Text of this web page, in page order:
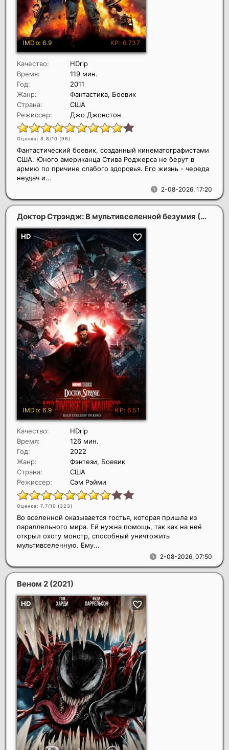
Качество:
HDrip
Время:
119 мин.
Год:
2011
Жанр:
Фантастика, Боевик
Страна:
США
Режиссер:
Джо Джонстон
Оценка: 8.8/10 (96)
2-08-2026, 17:20
Фантастический боевик, созданный кинематографистами
США. Юного американца Стива Роджерса не берут в
армию по причине слабого здоровья. Его жизнь - череда
неудач и...
Доктор Стрэндж: В мультивселенной безумия (2022)
Качество:
HDrip
Время:
126 мин.
Год:
2022
Жанр:
Фэнтези, Боевик
Страна:
США
Режиссер:
Сэм Рэйми
Оценка: 7.7/10 (323)
2-08-2026, 07:50
Во вселенной оказывается гостья, которая пришла из
параллельного мира. Ей нужна помощь, так как на неё
открыл охоту монстр, способный уничтожить
мультивселенную. Ему...
Веном 2 (2021)